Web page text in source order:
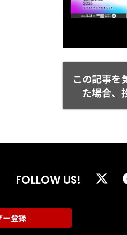
この記事を
た場合、
FOLLOW US!
ー登録